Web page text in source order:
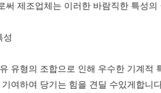
써 제조업체는 이러한 바람직한 특성
성
유형의 조합으로 인해 우수한 기계적
여하여 당기는 힘을 견딜 수있게합니